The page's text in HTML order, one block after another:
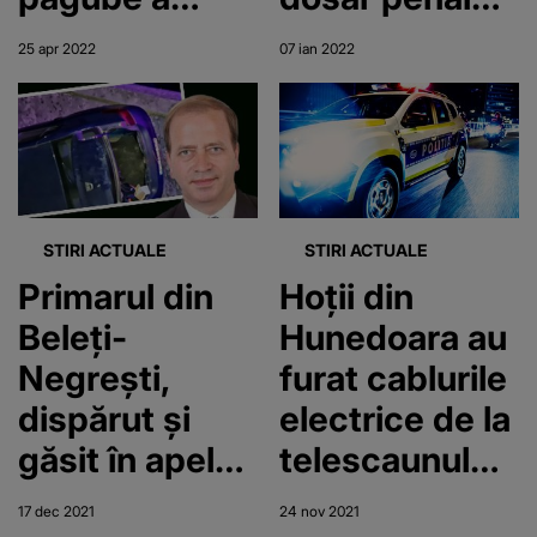
produs
minorul
25 apr 2022
după ce au
vrut să facă o
poză pe sigla
din fața
Primăriei
07 ian 2022
STIRI ACTUALE
Primarul din
Beleți-
Negrești,
dispărut și
găsit în apele
râului Argeș, a
17 dec 2021
STIRI ACTUALE
Hoții din
Hunedoara au
furat cablurile
electrice de la
telescaunul
de pe Vârful
24 nov 2021